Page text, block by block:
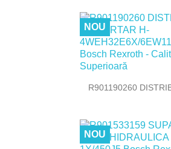

R901190260
NOU
NOU